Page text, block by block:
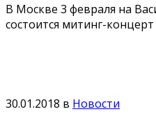
В Москве 3 февраля на
состоится митинг-
30.01.2018 в Новости